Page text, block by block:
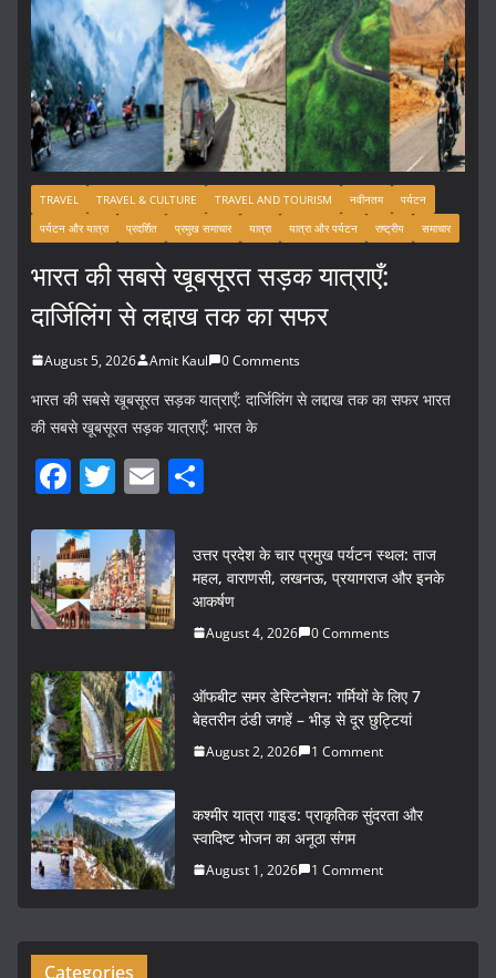
TRAVEL TRAVEL & CULTURE TRAVEL AND TOURISM नवीनतम
पर्यटन
पर्यटन और यात्रा
प्रदर्शित प्रमुख समाचार यात्रा यात्रा और पर्यटन राष्ट्रीय समाचार
भारत की सबसे खूबसूरत सड़क यात्राएँ:
दार्जिलिंग से लद्दाख तक का सफर
August 5, 2026 Amit Kaul 0 Comments
भारत की सबसे खूबसूरत सड़क यात्राएँ: दार्जिलिंग से लद्दाख तक का सफर भारत
की सबसे खूबसूरत सड़क यात्राएँ: भारत के
F
c
e
b
o
k
T
itt
er
E
ai
l
ar
e
उत्तर प्रदेश के चार प्रमुख पर्यटन स्थल: ताज
महल, वाराणसी, लखनऊ, प्रयागराज और इनके
आकर्षण
August 4, 2026 0 Comments
ऑफबीट समर डेस्टिनेशन: गर्मियों के लिए 7
बेहतरीन ठंडी जगहें – भीड़ से दूर छुट्टियां
August 2, 2026 1 Comment
कश्मीर यात्रा गाइड: प्राकृतिक सुंदरता और
स्वादिष्ट भोजन का अनूठा संगम
August 1, 2026 1 Comment
Categories